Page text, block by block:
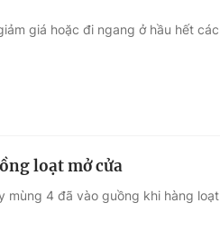
giá hoặc đi ngang ở hầu hết các
loạt mở cửa
mùng 4 đã vào guồng khi hàng loạt